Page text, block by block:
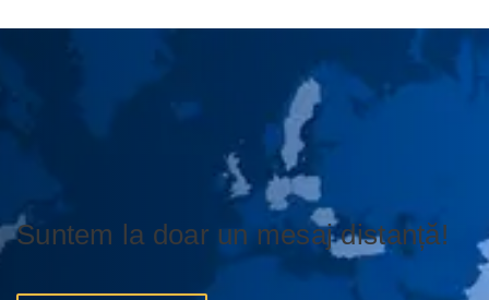
Suntem la doar un mesaj distanță!